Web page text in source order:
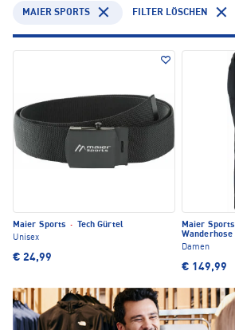
MAIER SPORTS FILTER LÖSCHEN
Maier Sports ·
Tech Gürtel
Unisex
€ 24,99
Maier Sports
Wanderhose
Damen
€ 149,99